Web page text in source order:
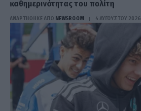
καθημερινότητας του πολίτη
ΑΝΑΡΤΗΘΗΚΕ ΑΠΟ NEWSROOM 4 ΑΥΓΟΎΣΤΟΥ 2026